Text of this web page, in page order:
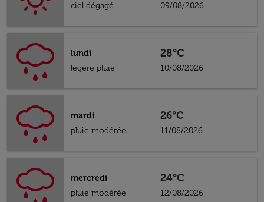
ciel dégagé
09/08/2026
lundi
légère pluie
28°C
10/08/2026
mardi
pluie modérée
26°C
11/08/2026
mercredi
pluie modérée
24°C
12/08/2026